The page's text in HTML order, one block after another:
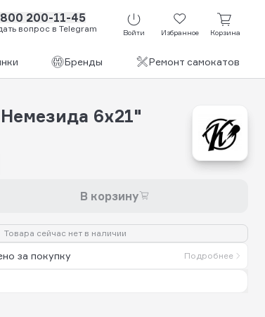
200-11-45
вопрос в Telegram Войти Избранное Корзина
Бренды Ремонт самокатов
6x21"
В корзину
Товара сейчас нет в наличии
за покупку Подробнее